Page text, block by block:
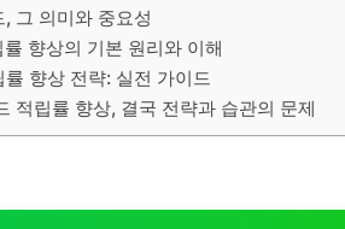
그 의미와 중요성
향상의 기본 원리와 이해
향상 전략: 실전 가이드
적립률 향상, 결국 전략과 습관의 문제